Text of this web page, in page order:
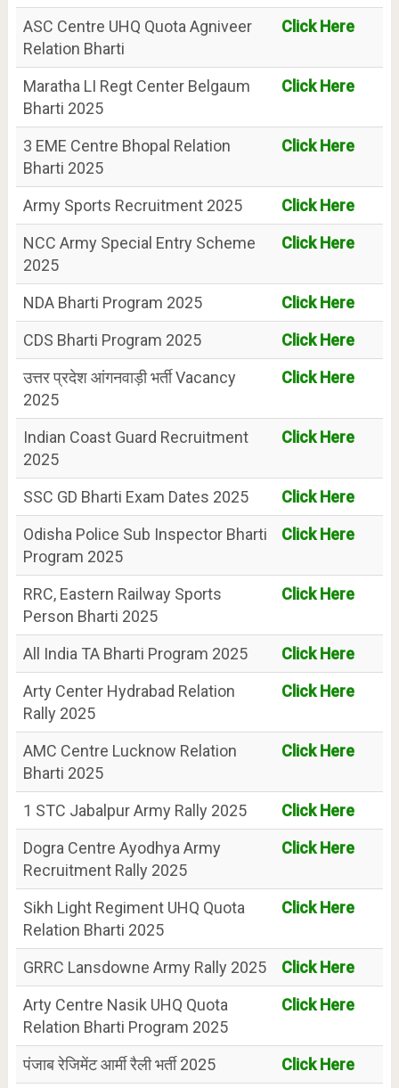
ASC Centre UHQ Quota Agniveer
Relation Bharti
Click Here
Maratha LI Regt Center Belgaum
Bharti 2025
Click Here
3 EME Centre Bhopal Relation
Bharti 2025
Click Here
Army Sports Recruitment 2025
Click Here
NCC Army Special Entry Scheme
2025
Click Here
NDA Bharti Program 2025
Click Here
CDS Bharti Program 2025
Click Here
उत्तर प्रदेश आंगनवाड़ी भर्ती Vacancy
2025
Click Here
Indian Coast Guard Recruitment
2025
Click Here
SSC GD Bharti Exam Dates 2025
Click Here
Odisha Police Sub Inspector Bharti
Program 2025
Click Here
RRC, Eastern Railway Sports
Person Bharti 2025
Click Here
All India TA Bharti Program 2025
Click Here
Arty Center Hydrabad Relation
Rally 2025
Click Here
AMC Centre Lucknow Relation
Bharti 2025
Click Here
1 STC Jabalpur Army Rally 2025
Click Here
Dogra Centre Ayodhya Army
Recruitment Rally 2025
Click Here
Sikh Light Regiment UHQ Quota
Relation Bharti 2025
Click Here
GRRC Lansdowne Army Rally 2025
Click Here
Arty Centre Nasik UHQ Quota
Relation Bharti Program 2025
Click Here
पंजाब रेजिमेंट आर्मी रैली भर्ती 2025
Click Here